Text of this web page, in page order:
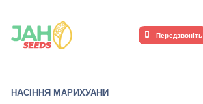
Передзвоніть
НАСІННЯ МАРИХУАНИ